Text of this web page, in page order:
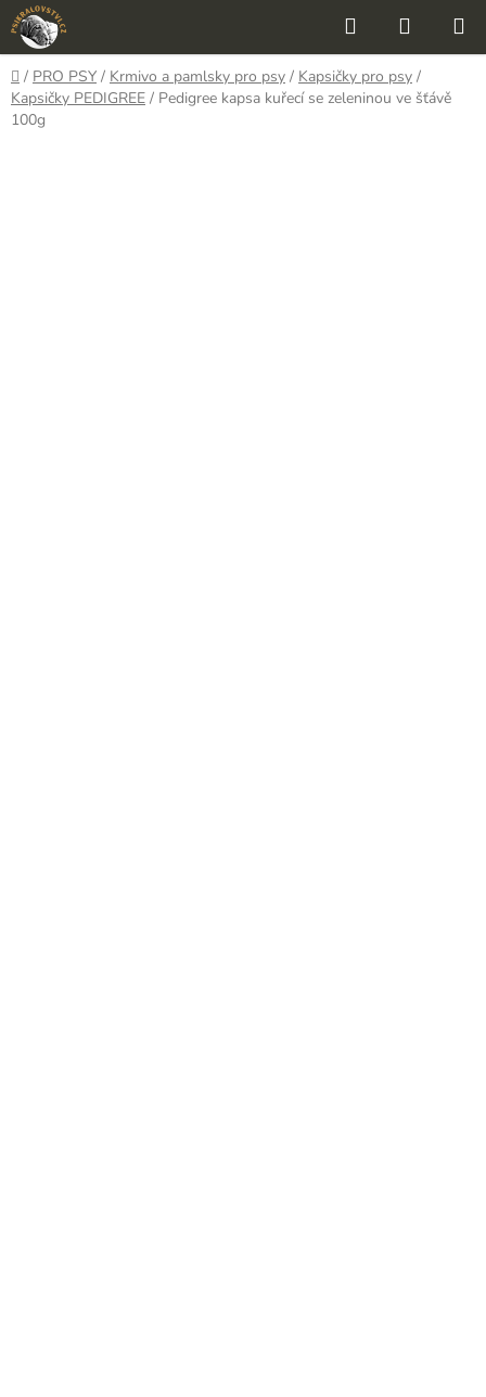
Přejít
na
obsah
Hledat
KOŠÍK
Domů
/ PRO PSY / Krmivo a pamlsky pro psy / Kapsičky pro psy /
Kapsičky PEDIGREE / Pedigree kapsa kuřecí se zeleninou ve šťávě
100g